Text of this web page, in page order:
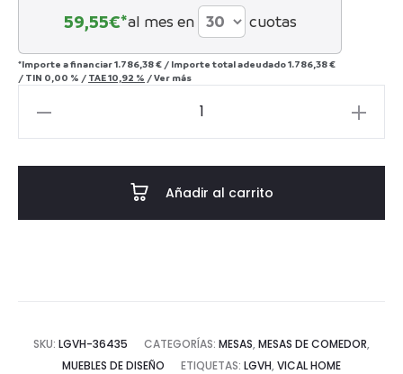
59,55€*al mes en cuotas
*Importe a financiar1.786,38 € / Importe total adeudado1.786,38 €
/ TIN 0,00 % / TAE10,92 % /Ver más
Añadir al carrito
SKU: LGVH-36435 CATEGORÍAS: MESAS, MESAS DE COMEDOR,
MUEBLES DE DISEÑO
ETIQUETAS: LGVH, VICAL HOME